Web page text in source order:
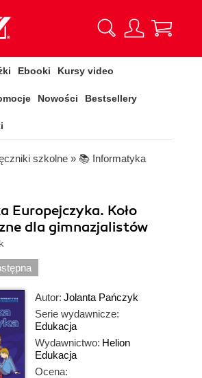
Ebooki Kursy video
Nowości Bestsellery
szkolne » 📚 Informatyka
Europejczyka. Koło
dla gimnazjalistów
Autor: Jolanta Pańczyk
Serie wydawnicze:
Edukacja
Wydawnictwo: Helion
Edukacja
Ocena: